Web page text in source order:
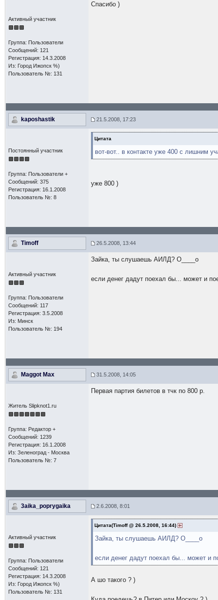
Активный участник
Группа: Пользователи
Сообщений: 121
Регистрация: 14.3.2008
Из: Город Ижопск %)
Пользователь №: 131
Спасибо )
kaposhastik 21.5.2008, 17:23
Постоянный участник
Группа: Пользователи +
Сообщений: 375
Регистрация: 16.1.2008
Пользователь №: 8
Цитата
вот-вот.. в контакте уже 400 с лишним
уже 800 )
Timoff 26.5.2008, 13:44
Активный участник
Группа: Пользователи
Сообщений: 117
Регистрация: 3.5.2008
Из: Минск
Пользователь №: 194
Зайка, ты слушаешь АИЛД? О____о
если денег дадут поехал бы... может и
Maggot Max 31.5.2008, 14:05
Житель Slipknot1.ru
Группа: Редактор +
Сообщений: 1239
Регистрация: 16.1.2008
Из: Зеленоград - Москва
Пользователь №: 7
Первая партия билетов в тчк по 800 р.
3aika_poprygaika 2.6.2008, 8:01
Активный участник
Группа: Пользователи
Сообщений: 121
Регистрация: 14.3.2008
Из: Город Ижопск %)
Пользователь №: 131
Цитата(Timoff @ 26.5.2008, 16:44)
Зайка, ты слушаешь АИЛД? О____о
если денег дадут поехал бы... может и
А шо такого ? )